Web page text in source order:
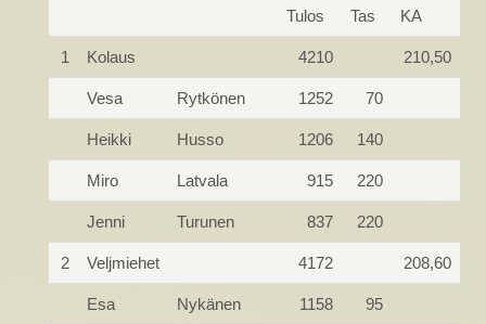
Tulos Tas KA
1 Kolaus 4210 210,50
Vesa Rytkönen 1252 70
Heikki Husso 1206 140
Miro Latvala 915 220
Jenni Turunen 837 220
2 Veljmiehet 4172 208,60
Esa Nykänen 1158 95